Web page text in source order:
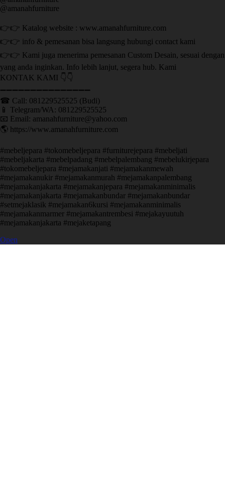
@amanahfurniture
👉👉 Katalog website : www.amanahfurniture.com
👉👉 info & pemesanan bisa langsung hubungi contact kami
👉👉 Kami juga menerima pemesanan Custom Desain, sesuai dengan
yang anda inginkan. Info lebih lanjut, segera hub. Kami
KONTAK KAMI 👇👇
➖➖➖➖➖➖➖➖➖➖➖➖➖➖➖ ㅤ
☎ Call: 081229525525 (Budi)
📱 Telegram/WA: 081229525525
📧 Email: amanahfurniture@yahoo.com
🌎 https://www.amanahfurniture.com
#mebeljepara #tokomebeljepara #furniturejepara #mebeljati
#mebeljakarta #mebelpadang #mebelpalembang #mebelukirjepara
#tokomebeljepara #mejamakanjati #mejamakanmewah
#mejamakanukir #mejamakanmurah #mejamakanpalembang
#mejamakanjakarta #mejamakanjepara #mejamakanminimalis
#mejamakanjakarta #mejamakanbundar #mejamakanbundar
#setmejaklasik #mejamakan6kursi #mejamakanminimalis
#mejamakanmarmer #mejamakantrembesi #mejakayuutuh
#mejamakanjakarta #mejaketapang
Open